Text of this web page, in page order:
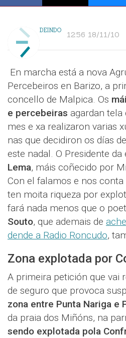
DEINDO 12:56 18/11/10
En marcha está a nova
Percebeiros en Barizo, a
concello de Malpica. Os
e percebeiras agardan tela
mes e xa realizaron varias
nas que decidiron os días
este nadal. O Presidente da
Lema, máis coñecido por
Con el falamos e nos conta
ten moita riqueza por
fará nada menos que o
Souto, que ademais de
dende a Radio Roncudo,
Zona explotada por
A primeira petición que vai
de seguro que provoca
zona entre Punta Nariga e
da praia dos Miñóns, na
sendo explotada pola